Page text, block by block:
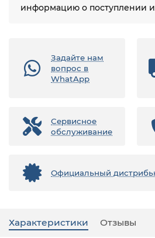
информацию о поступлении
Задайте нам
вопрос в
WhatApp
Сервисное
обслуживание
Официальный
Характеристики Отзывы